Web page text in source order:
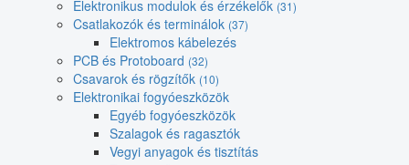
Elektronikus modulok és érzékelők (31)
Csatlakozók és terminálok (37)
Elektromos kábelezés
PCB és Protoboard (32)
Csavarok és rögzítők (10)
Elektronikai fogyóeszközök
Egyéb fogyóeszközök
Szalagok és ragasztók
Vegyi anyagok és tisztítás